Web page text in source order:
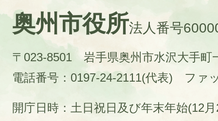
奥州市役所法人番号
〒023-8501 岩手県奥州市水沢大手町
電話番号：0197-24-2111(代表)
ファ
開庁日時：土日祝日及び年末年始(12